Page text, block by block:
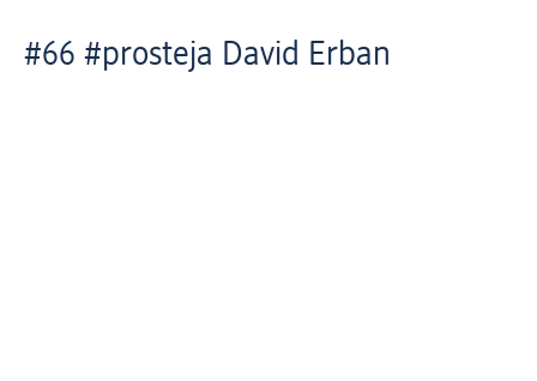
#66 #prosteja David Erban